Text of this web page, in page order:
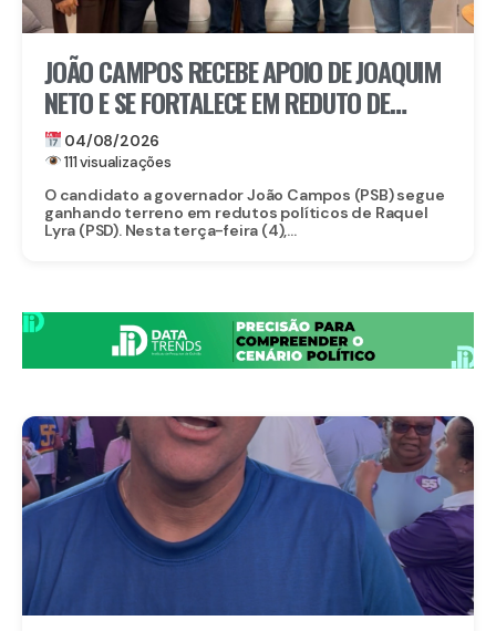
JOÃO CAMPOS RECEBE APOIO DE JOAQUIM
NETO E SE FORTALECE EM REDUTO DE
RAQUEL
04/08/2026
111 visualizações
O candidato a governador João Campos (PSB) segue
ganhando terreno em redutos políticos de Raquel
Lyra (PSD). Nesta terça-feira (4),...